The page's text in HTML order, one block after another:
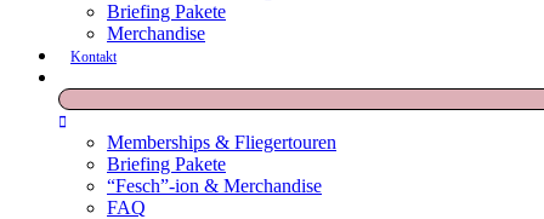
Briefing Pakete
Merchandise
Kontakt
Memberships & Fliegertouren
Briefing Pakete
“Fesch”-ion & Merchandise
FAQ